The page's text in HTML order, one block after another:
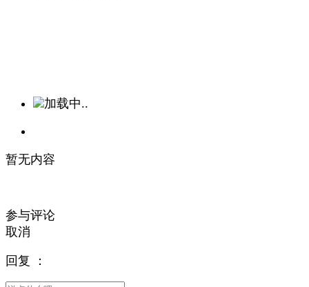
加载中..
暂无内容
参与评论
取消
回复 ：